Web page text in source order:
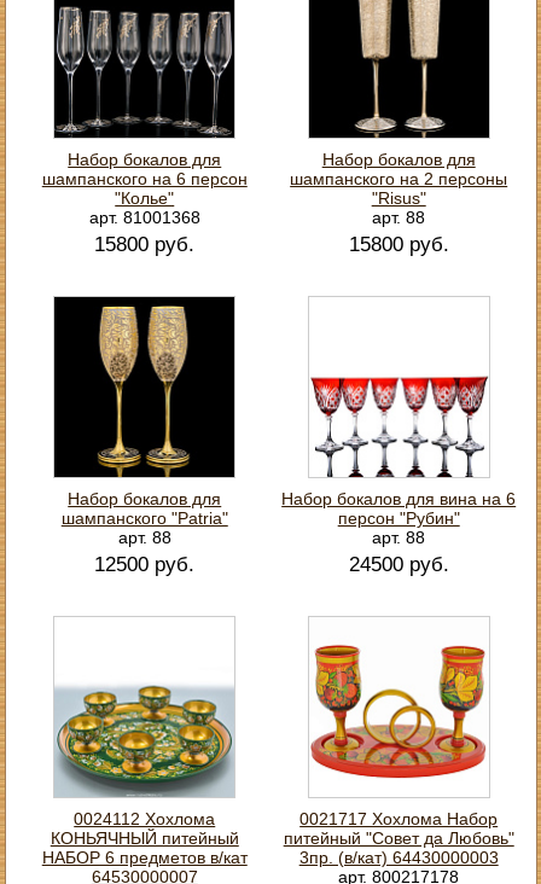
Набор бокалов для
шампанского на 6 персон
"Колье"
арт. 81001368
15800 руб.
Набор бокалов для
шампанского на 2 персоны
"Risus"
арт. 88
15800 руб.
Набор бокалов для
шампанского "Patria"
арт. 88
12500 руб.
Набор бокалов для вина на 6
персон "Рубин"
арт. 88
24500 руб.
0024112 Хохлома
КОНЬЯЧНЫЙ питейный
НАБОР 6 предметов в/кат
64530000007
0021717 Хохлома Набор
питейный "Совет да Любовь"
3пр. (в/кат) 64430000003
арт. 800217178